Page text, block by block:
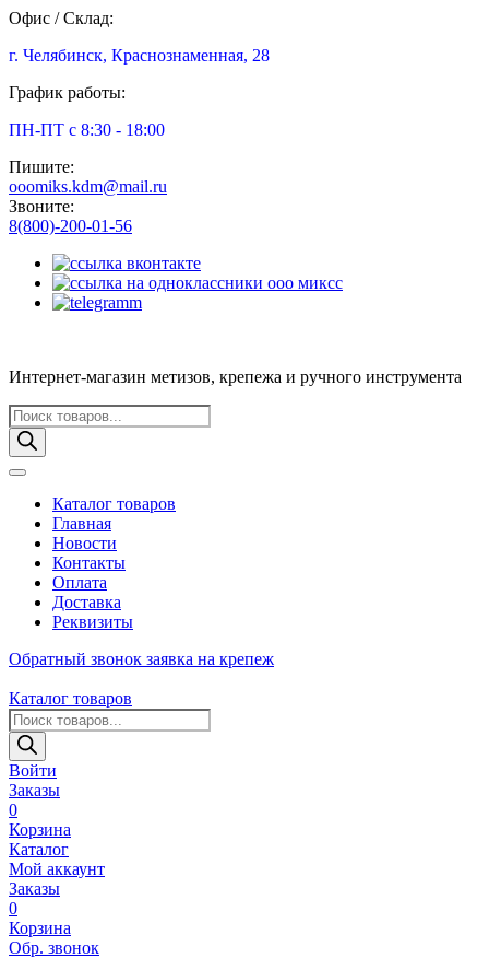
Офис / Склад:
г. Челябинск, Краснознаменная, 28
График работы:
ПН-ПТ с 8:30 - 18:00
Пишите:
ooomiks.kdm@mail.ru
Звоните:
8(800)-200-01-56
Интернет-магазин метизов, крепежа и ручного инструмента
Поиск
товаров
Каталог товаров
Главная
Новости
Контакты
Оплата
Доставка
Реквизиты
Обратный звонок заявка на крепеж
Каталог товаров
Поиск
товаров
Войти
Заказы
0
Корзина
Каталог
Мой аккаунт
Заказы
0
Корзина
Обр. звонок